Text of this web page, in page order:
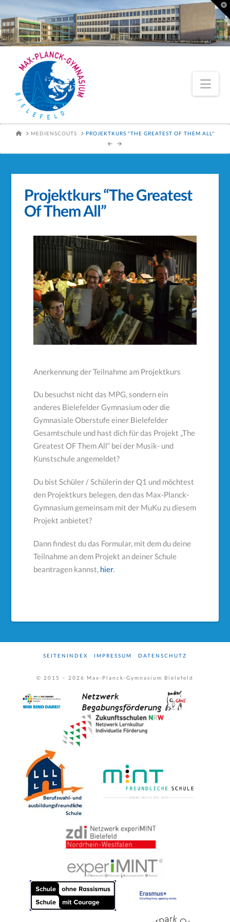
HOMEMEDIENSCOUTS PROJEKTKURS "THE GREATEST OF THEM ALL"
Projektkurs “The Greatest
Of Them All”
Anerkennung der Teilnahme am Projektkurs
Du besuchst nicht das MPG, sondern ein
anderes Bielefelder Gymnasium oder die
Gymnasiale Oberstufe einer Bielefelder
Gesamtschule und hast dich für das Projekt „The
Greatest OF Them All“ bei der Musik- und
Kunstschule angemeldet?
Du bist Schüler / Schülerin der Q1 und möchtest
den Projektkurs belegen, den das Max-Planck-
Gymnasium gemeinsam mit der MuKu zu diesem
Projekt anbietet?
Dann findest du das Formular, mit dem du deine
Teilnahme an dem Projekt an deiner Schule
beantragen kannst, hier.
SEITENINDEX IMPRESSUM DATENSCHUTZ
© 2015 – 2026 Max-Planck-Gymnasium Bielefeld